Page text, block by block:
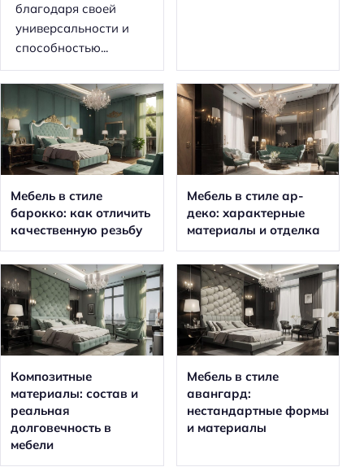
благодаря своей
универсальности и
способностью...
Мебель в стиле
барокко: как отличить
качественную резьбу
Мебель в стиле ар-
деко: характерные
материалы и отделка
Композитные
материалы: состав и
реальная
долговечность в
мебели
Мебель в стиле
авангард:
нестандартные формы
и материалы